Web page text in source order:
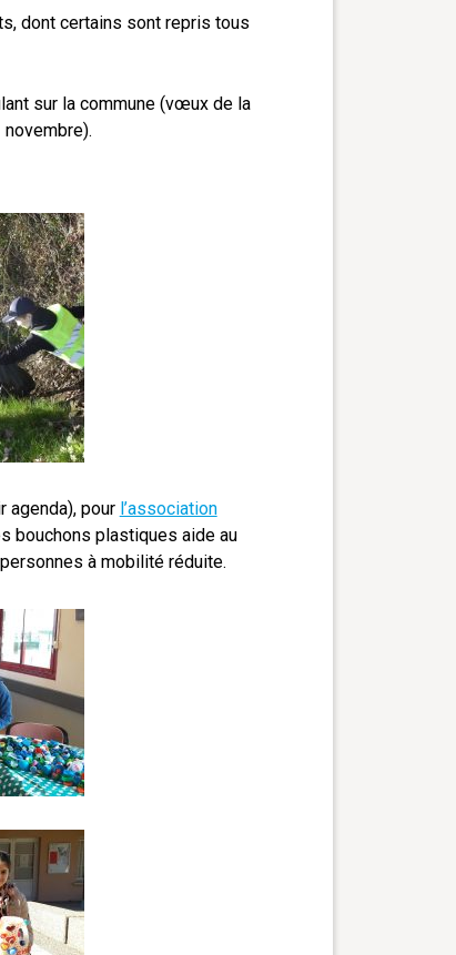
dont certains sont repris tous
sur la commune (vœux de la
agenda), pour l’association
bouchons plastiques aide au
à mobilité réduite.